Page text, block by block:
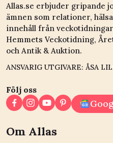
Allas.se erbjuder gripande
ämnen som relationer,
innehåll från
Hemmets Veckotidning,
och Antik & Auktion.
ANSVARIG UTGIVARE: ÅSA
Följ oss
Om Allas